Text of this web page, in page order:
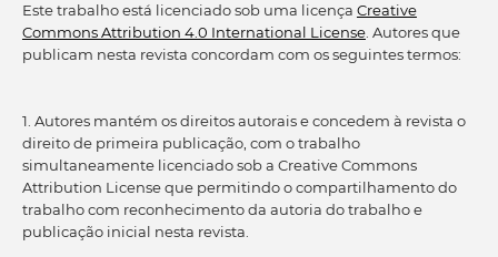
Este trabalho está licenciado sob uma licença Creative
Commons Attribution 4.0 International License. Autores que
publicam nesta revista concordam com os seguintes termos:
1. Autores mantém os direitos autorais e concedem à revista o
direito de primeira publicação, com o trabalho
simultaneamente licenciado sob a Creative Commons
Attribution License que permitindo o compartilhamento do
trabalho com reconhecimento da autoria do trabalho e
publicação inicial nesta revista.